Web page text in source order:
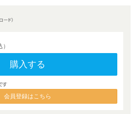
ード）
）
購入する
す
会員登録はこちら